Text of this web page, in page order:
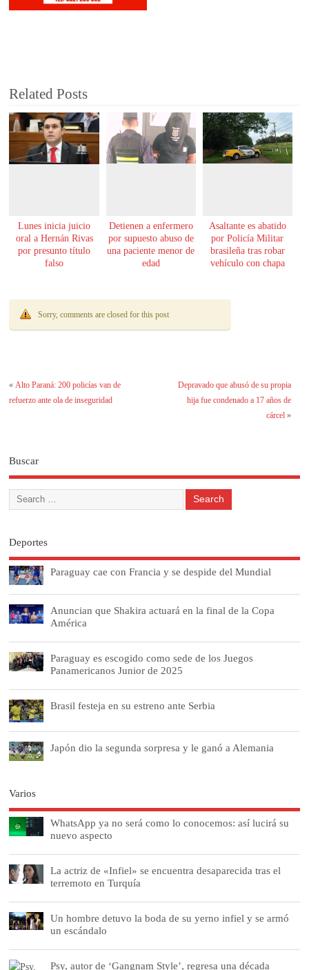
Related Posts
Lunes inicia juicio
oral a Hernán Rivas
por presunto título
falso
Detienen a enfermero
por supuesto abuso de
una paciente menor de
edad
Asaltante es abatido
por Policía Militar
brasileña tras robar
vehículo con chapa
Sorry, comments are closed for this post
«Alto Paraná: 200 policías van de
refuerzo ante ola de inseguridad
Depravado que abusó de su propia
hija fue condenado a 17 años de
cárcel»
Buscar
Deportes
Paraguay cae con Francia y se despide del Mundial
Anuncian que Shakira actuará en la final de la Copa
América
Paraguay es escogido como sede de los Juegos
Panamericanos Junior de 2025
Brasil festeja en su estreno ante Serbia
Japón dio la segunda sorpresa y le ganó a Alemania
Varios
WhatsApp ya no será como lo conocemos: así lucirá su
nuevo aspecto
La actriz de «Infiel» se encuentra desaparecida tras el
terremoto en Turquía
Un hombre detuvo la boda de su yerno infiel y se armó
un escándalo
Psy, autor de ‘Gangnam Style’, regresa una década